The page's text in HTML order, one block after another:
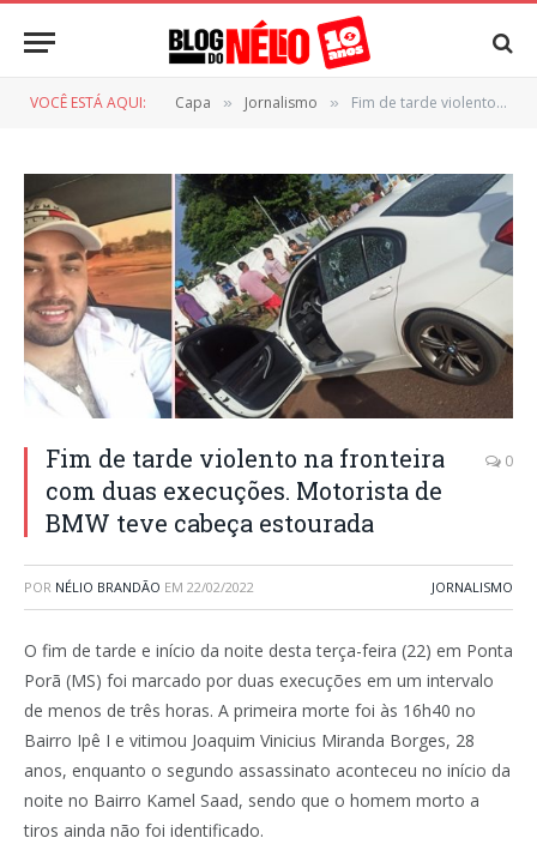
VOCÊ ESTÁ AQUI: Capa » Jornalismo » Fim de tarde violento na fronteira com duas execuções. Motorista de BMW teve cabeça estourada
Fim de tarde violento na fronteira
com duas execuções. Motorista de
BMW teve cabeça estourada
0
POR NÉLIO BRANDÃO EM 22/02/2022 JORNALISMO
O fim de tarde e início da noite desta terça-feira (22) em Ponta
Porã (MS) foi marcado por duas execuções em um intervalo
de menos de três horas. A primeira morte foi às 16h40 no
Bairro Ipê I e vitimou Joaquim Vinicius Miranda Borges, 28
anos, enquanto o segundo assassinato aconteceu no início da
noite no Bairro Kamel Saad, sendo que o homem morto a
tiros ainda não foi identificado.